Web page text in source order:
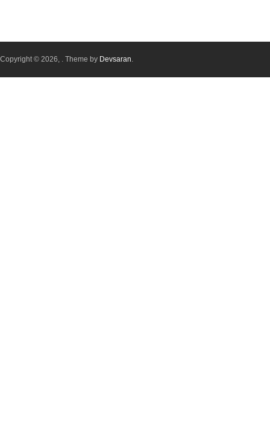
Copyright © 2026, . Theme by Devsaran.